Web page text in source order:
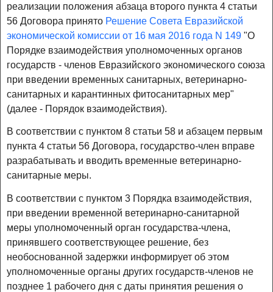
реализации положения абзаца второго пункта 4 статьи
56 Договора принято Решение Совета Евразийской
экономической комиссии от 16 мая 2016 года N 149 "О
Порядке взаимодействия уполномоченных органов
государств - членов Евразийского экономического союза
при введении временных санитарных, ветеринарно-
санитарных и карантинных фитосанитарных мер"
(далее - Порядок взаимодействия).
В соответствии с пунктом 8 статьи 58 и абзацем первым
пункта 4 статьи 56 Договора, государство-член вправе
разрабатывать и вводить временные ветеринарно-
санитарные меры.
В соответствии с пунктом 3 Порядка взаимодействия,
при введении временной ветеринарно-санитарной
меры уполномоченный орган государства-члена,
принявшего соответствующее решение, без
необоснованной задержки информирует об этом
уполномоченные органы других государств-членов не
позднее 1 рабочего дня с даты принятия решения о